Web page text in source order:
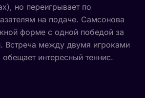
но переигрывает по
на подаче. Самсонова
форме с одной победой за
Встреча между двумя игроками
интересный теннис.